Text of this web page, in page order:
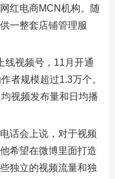
红电商MCN机构。随
一整套店铺管理服
线视频号，11月开通
者规模超过1.3万个。
视频发布量和日均播
话会上说，对于视频
希望在微博里面打造
独立的视频流量和独